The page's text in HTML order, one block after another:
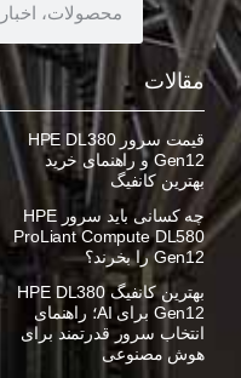
مقالات
قیمت سرور HPE DL380
Gen12 و راهنمای خرید
بهترین کانفیگ
چه کسانی باید سرور HPE
ProLiant Compute DL580
Gen12 را بخرند؟
بهترین کانفیگ HPE DL380
Gen12 برای AI؛ راهنمای
انتخاب سرور قدرتمند برای
هوش مصنوعی